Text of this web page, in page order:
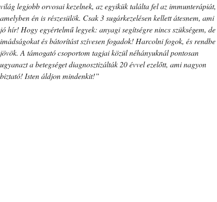
világ legjobb orvosai kezelnek, az egyikük találta fel az immunterápiát,
amelyben én is részesülök. Csak 3 sugárkezelésen kellett átesnem, ami
jó hír! Hogy egyértelmű legyek: anyagi segítségre nincs szükségem, de
imádságokat és bátorítást szívesen fogadok! Harcolni fogok, és rendbe
jövök. A támogató csoportom tagjai közül néhányuknál pontosan
ugyanazt a betegséget diagnosztizálták 20 évvel ezelőtt, ami nagyon
biztató! Isten áldjon mindenkit!”